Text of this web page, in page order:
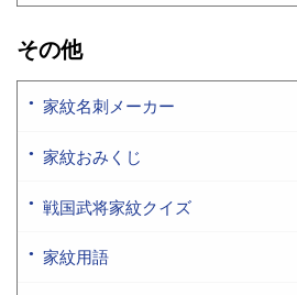
その他
家紋名刺メーカー
家紋おみくじ
戦国武将家紋クイズ
家紋用語